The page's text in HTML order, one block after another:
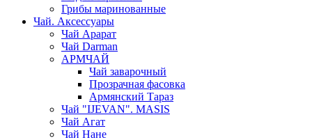
Грибы маринованные
Чай. Аксессуары
Чай Арарат
Чай Darman
АРМЧАЙ
Чай заварочный
Прозрачная фасовка
Армянский Тараз
Чай "IJEVAN". MASIS
Чай Агат
Чай Нане